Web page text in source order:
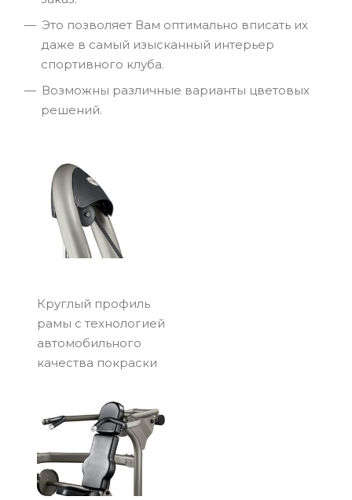
Это позволяет Вам оптимально вписать их
даже в самый изысканный интерьер
спортивного клуба.
Возможны различные варианты цветовых
решений.
Круглый профиль
рамы с технологией
автомобильного
качества покраски